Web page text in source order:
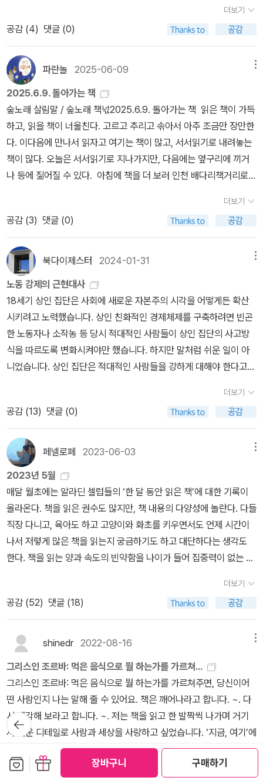
장바구니 구매하기
런 생각을 하면 가장 쉬운 방법인 포기를 선택하고 싶어진다.그러니
까 나는 자꾸 읽어야 한다. 좀 더 다른 모양의 세계가 가능하다는 것
을. 절망을 직면하는 게 너무 어려워 눈을 감아버리는 게 아니라, 절망
을 끝까지 읽어내서 다음 페이지에 새로운 이야기를 쓰고 싶어서 읽
는다. 내가 다른 사람이 되기 위해 자꾸 나를 다시 봐야 하니까 읽는
다.'책이 아니었다면 몰랐을 겁니다. 지금 당장 내가 사는 세상이 너무
서글프니까요 ... 책은 다른 사람들이 존재함을 보여줍니다. 눈을 돌리
니 정말 보이기 시작했습니다. 다르게 사는 사람들요.' (p. 70)'그는
불명예스러운 페이지를 구겨 버리지 않기를 선택했습니다. 이제 그
앞에는 그 페이지를 통과해야만 나올 수 있는 이야기가 놓여 있습니
다 ... 저는 그가 어떤 경우에도 자기 자신 때문에만 괴로워하는 것을
로 의미 있는 것에 영원히 연결되길 선택했기 때문입니다 ... 그는 불
안하기 때문에, 깊이 절망했기 때문에 변화를 향한 의지를 불태웁니
다.' (pp.81-82)'진짜 잠재력은 다른 사람이 될 가능성입니다. 다른
존재가 되려면 질문이 필요합니다 ... 우리는 믿을 만한 것을 꽉 움켜
잡아야 합니다. 다른 존재가 되려면 자신의 경험을 좀 더 큰 맥락 안에
서 볼 줄 알아야 합니다.' (pp. 116-117)네 번째, 빈칸을 채우기 위해
나는 누구를 위하여 무엇이 되어야 하나.'누구'와 '무엇'에 근사한 단어
를 넣기 위해서 계속 읽는다. 나는 저기에 최대한 좋은 답을 넣고 싶
다.80억명의 '누구'들이 '무엇'을 슬퍼하고 그리워하고 있는지를 봐야
겠다. 그래서 우리가 우리를 구원했으면 한다.'모두의 이야기를 한군
데 끌어모아 본다면, 70억인분의 슬픔을 끌어모아 본다면, ... 우리에
게 무엇이 쓸모 있는지가 나옵니다. 우리가 사랑했던 것들, 그러나 잃
어버린 것들, 우리를 울고 웃게 했던 것들을 다시 찾는 것에 대해 이야
시한 책들만이 우리를 구해 줄 수 있습니다.' (p. 123)책을 읽고 제게
일어난 가장 좋은 일은 바로 이런 이야기들을 귀담아 들을 수 있게 된
것입니다 ... 영혼이 이렇게 잠들어 버리면 자기가 어떤 상황에 처해
있는지 잘 알지 못합니다. 자신에게 가장 좋은 일이 무엇인지도 모릅
니다.- P14‘나를 키우는 시간‘은 시간의 척추입니다 ... 시간에도, 영
혼에도 척추가 필요합니다. 그런 시간이 없다면 우린 사는 게 아니라
살아질 것입니다.- P40영혼을 단단한 핵처럼 품고 있기 때문에 사람
들은 하나하나 고유한 행성이 되고 또 그만한 무게와 자신만의 중력
게, 열정의 무게가 있습니다 ... 자기가 사랑하는 것을 사랑하는 데 쓴
시간들은 다시 자기 자신을 만듭니다. 결국 나를 키우는 시간에는 내
가 ‘한 성공한 인간으로 사느냐 마느냐‘의 문제가 아니라 ‘한 인간으로
사는 데 성공하느냐 마느냐‘의 문제가 걸려 있는 것입니다.'- P44책
을 읽으면서 저는 제가 이런 이야기를 좋아하는 사람이란 걸 알게 되
었습니다. 이런 이야기들을 알게 되면서 저도 그렇게 살고 싶어졌습
니다 ... 『인간의 대지』에서 ‘나‘는 길을 잃기 전날 밤새도록 지도를 탐
독합니다. 하지만 아무 소용 없는 일이었습니다. 자신의 위치가 어디
인지 알지 못했기 때문이지요. 자신의 위치가 어디인지 모르면 지도
도 쓸모없는 것이라고 생각하기 마련이지만 ‘나‘는 그럼에도 ‘종교 시
설‘, ‘마르지 않는 우물‘처럼 인간의 존재를 드러내는 모든 기호들 위
로 몸을 숙여 들여다봅니다 ... 인간의 흔적을 들여다보고 거기서 길을
을 남겨서 새로 깨어날 뿐 아니라, 뿌리가 살면 찬찬히 다시 돋게 마련
입니다. 이제 ‘다읽다’라는 허울을 내려놓기로 해요. ‘첫걸음’을 뗀 읽
펄럭펄럭 바람이 불면오늘 흐르는 바람결 읽고후끈후끈 땡볕 내리면
하루 감도는 여름빛 읽고제비나비한테는 작은 달걀꽃에부전나비는
여러 마리 내려앉고느티나무한테는 좁은 논두렁에돌나물은 무리지어
줄줄이 자라뜸북새가 노래하는 철에뜸북꽃이 곳곳에 오르고장마가
일찍 걷히더라도장다리꽃은 언제나 껑충책을 다 읽었으면 애벌새로
펼쳐 배우면 두벌거듭 살펴 익히면 석벌다 읽으면 늘 처음으로ㅍㄹㄴ
글 : 숲노래·파란놀(최종규). 낱말책과 노래를 쓴다. 숲을 품은 시골에
서 산다. 살림을 짓는 하루를 가꾼다. 《열두 달 소꿉노래》, 《풀꽃나무
를 위한 우리말과 문해력》, 《들꽃내음 따라 걷다가 작은책집을 보았
습니다》, 《우리말꽃》, 《쉬운 말이 평화》, 《곁말》, 《책숲마실》, 《우리
말 수수께끼 동시》, 《시골에서 살림 짓는 즐거움》, 《이오덕 마음 읽
기》를 썼다. blog.naver.com/hbooklove
하고 ‘푸른별자취(지구역사)’를 놓고서 한참 이야기한다. 누운 채 가
만히 듣는다. 몸을 쉬느라 누워야 할 적에는 그저 귀를 쫑긋 세워서 이
야기를 듣기만 해도 즐겁다. 나는 곁에서 마음으로 듣고 나누면 된다.
《삶을 바꾸는 책 읽기》를 돌아본다. 책읽기로 삶바꾸기를 이룰 수 있
을까? 글쎄, 턱없다고 본다. 글쓰기로 삶가꾸기를 해낼 수 있을까? 글
쎄, 아니라고 본다. 읽든 쓰든, 먼저 짓고 빚는 살림살이를 밑동으로
놓을 노릇이다. 스스로 펴고 품는 집(보금자리)에서 ‘짓는 살림’부터
하기에 읽기나 쓰기가 삶으로 스민다. 집은 지음터요, 집에서 지내는
모든 사람은 지음이라 하겠다. “책으로 삶을 바꾸거나 가꾸려고 애
쓰”는 사람은 앞뒤를 잊거나 팽개친 셈이다. 집안일부터 노래하며 기
쁘게 할 적에 책과 글은 저절로 사랑으로 깨어난다. 말만 앞설 적에는
번드레하다. 아기가 엄마몸에서 태어나고, 새끼새가 스스로 알을 깨
고 나오는 삶을 보자.[단독] 국회서 '북 토크' 열고 140만 원 받은 최
le/629/0000426804?sid=100ㅍㄹㄴ글 : 숲노래·파란놀(최종
규). 낱말책을 쓴다. 《풀꽃나무 들숲노래 동시 따라쓰기》, 《새로 쓰는
말밑 꾸러미 사전》, 《미래세대를 위한 우리말과 문해력》, 《들꽃내음
따라 걷다가 작은책집을 보았습니다》, 《우리말꽃》, 《쉬운 말이 평
화》, 《곁말》, 《책숲마실》, 《우리말 수수께끼 동시》, 《시골에서 살림
짓는 즐거움》, 《이오덕 마음 읽기》을 썼다. blog.naver.com/hboo
klove
더보기
공감 (4) 댓글 (0)
파란놀 2025-06-09
2025.6.9. 돌아가는 책
숲노래 살림말 / 숲노래 책넋2025.6.9. 돌아가는 책 읽은 책이 가득
하고, 읽을 책이 너울친다. 고르고 추리고 솎아서 아주 조금만 장만한
다. 이다음에 만나서 읽자고 여기는 책이 많고, 서서읽기로 내려놓는
책이 많다. 오늘은 서서읽기로 지나가지만, 다음에는 옆구리에 끼거
나 등에 짊어질 수 있다. 아침에 책을 더 보러 인천 배다리책거리로
다. 책벌레이기도 하지만 골목내기이기도 한 터라, 둘 사이에서 으레
서성이는데, 아침에 경동 골목을 살짝 거닐었으니, 이만큼으로 기쁘
게 여기자. 집으로 이고 질 책에 흐르는 이야기란, 어제까지 배운 살
림에 보태면서 앞으로 가다듬을 발걸음과 손끝일 테지. 긴긴 길에 읽
고 쓰다가 보금숲에 닿을 저녁에는 넷이 둘러앉아서 두런두런 마음을
북돋우겠지. 첫여름볕이 반갑다. 새여름바람이 고맙다. 이른여름꽃을
바라보며 걷는다. 이제 짐을 다 내려놓고서, 인천서 서울로 넘어갈 쇳
길에 선다.ㅍㄹㄴ글 : 숲노래·파란놀(최종규). 낱말책을 쓴다. 《새로
쓰는 말밑 꾸러미 사전》, 《미래세대를 위한 우리말과 문해력》, 《들꽃
내음 따라 걷다가 작은책집을 보았습니다》, 《우리말꽃》, 《쉬운 말이
평화》, 《곁말》, 《책숲마실》, 《우리말 수수께끼 동시》, 《시골에서 살
림 짓는 즐거움》, 《이오덕 마음 읽기》을 썼다. blog.naver.com/hb
ooklove
더보기
공감 (3) 댓글 (0)
북다이제스터 2024-01-31
노동 강제의 근현대사
18세기 상인 집단은 사회에 새로운 자본주의 시각을 어떻게든 확산
시키려고 노력했습니다. 상인 친화적인 경제체제를 구축하려면 빈곤
한 노동자나 소작농 등 당시 적대적인 사람들이 상인 집단의 사고방
식을 따르도록 변화시켜야만 했습니다. 하지만 말처럼 쉬운 일이 아
니었습니다. 상인 집단은 적대적인 사람들을 강하게 대해야 한다고
며, 대부분 사회복지는 그들 게으름을 부추기는 결과를 낳으므로 철
폐해야 한다고 보았습니다. 점차 자본가는 자신 스스로에게 적용한
근면이나 성실의 규율을 ‘게으른’ 노동자들에게 강요하기 시작했습니
다. 자본가 미덕은 ‘비생산적이고 게을러터진’ 노동자를 가차 없이 대
할 수 있는 권리나 의무로 자연스럽게 전이되었습니다. 시간이 흐르
자 노동자들은 자본주의 가치관을 당연하게 받아들이게 되었습니다.
자본가가 노동에서 ‘의미’를 찾아 낸 것은 노동자에게 노동을 강제하
고 노동자의 계급투쟁을 막고자 함이었습니다. 노동자는 점차 길들
여졌습니다. 심지어 일자리를 잃게 되면 괴로움까지 느끼게 되었습니
다. 일자리를 잃는 일은 단지 수입원이 사라진 일에 그치지 않습니다.
실업은 사회적인 죽음이 되었습니다. 일터에서 함께 했던 동료들과
더 이상 교제하지 못하고, 동시에 오랜 기간 일터에서 누렸던 역할과
지위를 상실합니다. 소위 ‘퇴직의 죽음’에 이른 것입니다. 노동자는 몇
리워하는 가축 같은 처지가 되었습니다. 일은 절대 고통스럽지 않으
며, 노동자는 근면하고 성실하게 일해야 한다고 주장하는 베버의 ‘소
명의식’에서 시작해 지금의 ‘인간중심 경영’ 이론이나 ‘소비주의’에 이
르기까지 노동을 강제하기 위한 더 세련된 발전이 이루어지고 있습니
다. 회사는 노동자가 행복한 ‘한 가족’으로 느끼도록 ‘인간중심 경영’
운동을 전개합니다. 회사는 ‘한 가족’이라는 생각에 따라 우리는 직장
장을 중심으로 돌아갑니다. 사람들은 하루 대화 3분의 2 이상을 직장
에서 합니다. 이런 상황이라면 많은 사람이 직장에서 동료와 친밀한
더보기
공감 (13) 댓글 (0)
페넬로페 2023-06-03
2023년 5월
매달 월초에는 알라딘 셀럽들의 ‘한 달 동안 읽은 책’에 대한 기록이
올라온다. 책을 읽은 권수도 많지만, 책 내용의 다양성에 놀란다. 다들
직장 다니고, 육아도 하고 고양이와 화초를 키우면서도 언제 시간이
나서 저렇게 많은 책을 읽는지 궁금하기도 하고 대단하다는 생각도
한다. 책을 읽는 양과 속도의 빈약함을 나이가 들어 집중력이 없는 탓
매번 반성하고는 주먹을 꽉 쥐고 이 달부터는 정말 잘해보자고 결심
하지만 역시나 한 달 뒤의 빈약함은 반복된다. 같이 읽자고 약속한 ‘제
2의 성’도.....뒷말은 생략! 그래도 무조건 완독 하겠다!!! 5월은 여행
때문에 좋은 책을 많이 읽지는 못했다. 패드에 전자책을 몇 개 다운받
아 갔지만, 글보다는 풍경을 더 보고 싶다는 생각에 패드는 숙소의 금
고 안에 잘 보관했었다. 짧고 편한 독서 기록으로 5월을 정리하고, 6
월부터는 마음잡고 열심히 책을 읽어야겠다. <읽은 책> 요즘 이
런 말을 하는지 모르겠지만 내가 학교 다닐 때는 ‘썰을 잘 푼다’는 말
을 많이 했었다. 일단 말을 잘하는 사람이 여기에 해당되는데, 시험을
볼 때나 페이퍼를 써서 낼 때도 썰을 잘 풀면 좋은 학점을 받기도 했
다. 작가 김영하의 에세이나 그가 방송에 나와서 하는 얘기를 듣고 있
으면 정말 썰을 잘 푼다는 생각이 든다. 자신의 경험이나 알고 있는 지
더보기
공감 (52) 댓글 (18)
shinedr2022-08-16
그리스인 조르바: 먹은 음식으로 뭘 하는가를 가르쳐...
그리스인 조르바: 먹은 음식으로 뭘 하는가를 가르쳐주면, 당신이어
떤 사람인지 나는 말해 줄 수 있어요. 책은 깨어나라고 합니다. ~. 다
시 생각해 보라고 합니다. ~. 저는 책을 읽고 한 발짝씩 나가며 거기
서 배운 디테일로 사람과 세상을 사랑하고 싶었습니다. ‘지금, 여기’에
서 어떻게 존재해야 할지 길을 잃을 때가 있습니다. 우리가 가치를 두
는 것을 더 잘 사랑하기 위해서 조금씩 나를 바꾸어 나가는것. 이것이
야말로 우리가 지금 여기서 힘 있게 존재할 수 있는 방식 아닐까요?
뒤로가
기